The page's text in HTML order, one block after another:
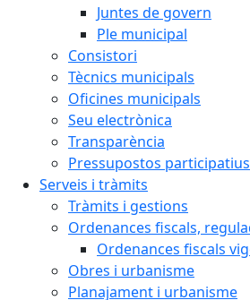
Juntes de govern
Ple municipal
Consistori
Tècnics municipals
Oficines municipals
Seu electrònica
Transparència
Pressupostos participatius
Serveis i tràmits
Tràmits i gestions
Ordenances fiscals,
Ordenances fiscals
Obres i urbanisme
Planajament i urbanisme